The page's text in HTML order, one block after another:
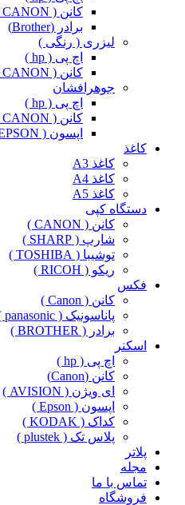
کانن ( CANON )
برادر (Brother)
لیزری ( رنگی )
اچ پی ( hp )
کانن ( CANON )
جوهرافشان
اچ پی ( hp )
کانن ( CANON )
اپسون ( EPSON )
کاغذ
کاغذ A3
کاغذ A4
کاغذ A5
دستگاه کپی
کانن ( CANON )
شارپ ( SHARP )
توشیبا ( TOSHIBA )
ریکو ( RICOH )
فکس
کانن ( Canon )
پاناسونیک ( panasonic )
برادر ( BROTHER )
اسکنر
اچ پی ( hp )
کانن (Canon)
ای ویژن ( AVISION )
اپسون ( Epson )
کداک ( KODAK )
پلاس تک ( plustek )
پلاتر
مجله
تماس با ما
فروشگاه